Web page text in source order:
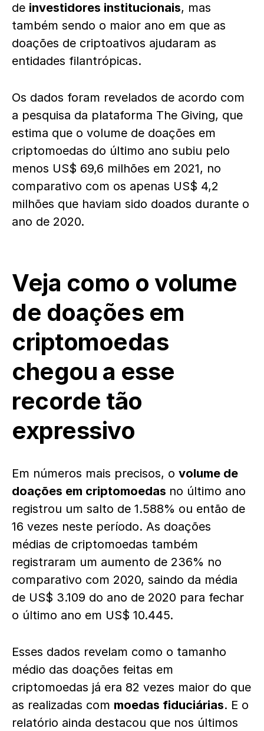
de investidores institucionais, mas
também sendo o maior ano em que as
doações de criptoativos ajudaram as
entidades filantrópicas.
Os dados foram revelados de acordo com
a pesquisa da plataforma The Giving, que
estima que o volume de doações em
criptomoedas do último ano subiu pelo
menos US$ 69,6 milhões em 2021, no
comparativo com os apenas US$ 4,2
milhões que haviam sido doados durante o
ano de 2020.
Veja como o volume
de doações em
criptomoedas
chegou a esse
recorde tão
expressivo
Em números mais precisos, o volume de
doações em criptomoedas no último ano
registrou um salto de 1.588% ou então de
16 vezes neste período. As doações
médias de criptomoedas também
registraram um aumento de 236% no
comparativo com 2020, saindo da média
de US$ 3.109 do ano de 2020 para fechar
o último ano em US$ 10.445.
Esses dados revelam como o tamanho
médio das doações feitas em
criptomoedas já era 82 vezes maior do que
as realizadas com moedas fiduciárias. E o
relatório ainda destacou que nos últimos